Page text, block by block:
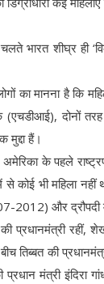
चलते भारत शीघ्र
का मानना है कि
(एचडीआई), दोनों
हैं।
के पहले
भी महिला नहीं
2012) और द्रौपदी
रहीं, शेख
तिब्बत की
मंत्री इंदिरा